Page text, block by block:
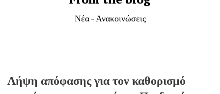
Νέα - Ανακοινώσεις
Λήψη απόφασης για τον καθορισμό